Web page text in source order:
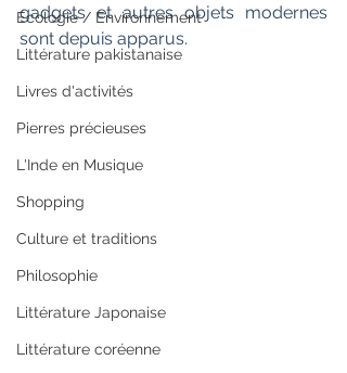
Ecologie / Environnement
Littérature pakistanaise
Livres d'activités
Pierres précieuses
L'Inde en Musique
Shopping
Culture et traditions
Philosophie
Littérature Japonaise
Littérature coréenne
gadgets et autres objets modernes
sont depuis apparus.